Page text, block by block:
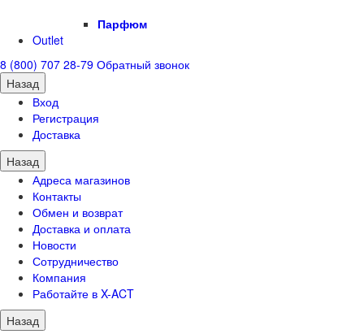
Парфюм
Outlet
8 (800) 707 28-79 Обратный звонок
Назад
Вход
Регистрация
Доставка
Назад
Адреса магазинов
Контакты
Обмен и возврат
Доставка и оплата
Новости
Сотрудничество
Компания
Работайте в X-ACT
Назад